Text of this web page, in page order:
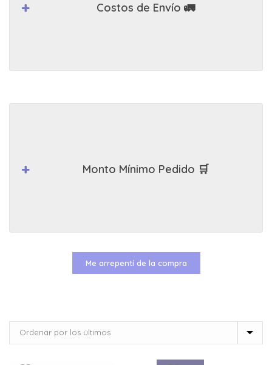
Costos de Envío 🚛
Monto Mínimo Pedido 🛒
Me arrepentí de la compra